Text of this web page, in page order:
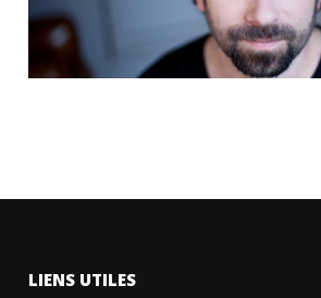
LIENS UTILES